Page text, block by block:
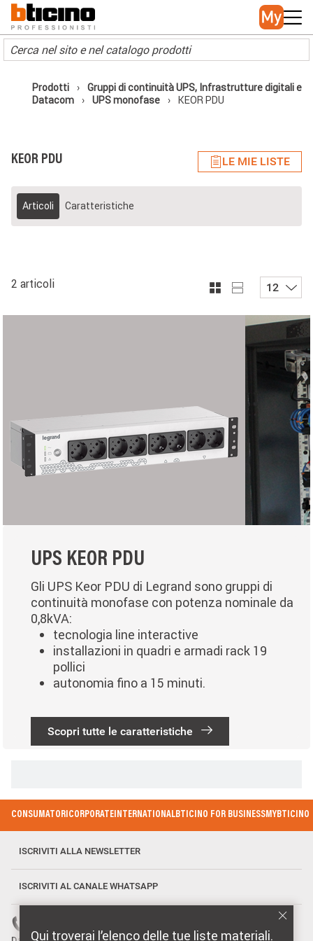
Skip to main content
Main navigation
Prodotti
Gruppi di continuità UPS, Infrastrutture digitali e
Datacom
UPS monofase KEOR PDU
KEOR PDU LE MIE LISTE
Articoli Caratteristiche
2 articoli 12
UPS KEOR PDU
Gli UPS Keor PDU di Legrand sono gruppi di
continuità monofase con potenza nominale da
0,8kVA:
tecnologia line interactive
installazioni in quadri e armadi rack 19
pollici
autonomia fino a 15 minuti.
Scopri tutte le caratteristiche
Qui troverai l’elenco delle tue liste materiali.
Footer Menu
CONSUMATORICORPORATEINTERNATIONALBTICINO FOR BUSINESSMYBTICINO
ISCRIVITI ALLA NEWSLETTER
ISCRIVITI AL CANALE WHATSAPP
Numero verde: 800 837 035